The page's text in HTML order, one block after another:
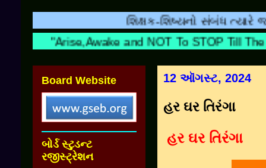
શિક્ષક-શિષ્યનો સંબંધ ત્યારે જ શરુ
"Arise,Awake and NOT To STOP Till
12 ઑગસ્ટ, 2024
હર ઘર તિરંગા
હર ઘર તિરંગા
Board Website
બોર્ડ સ્ટુડન્ટ
રજીસ્ટ્રેશન